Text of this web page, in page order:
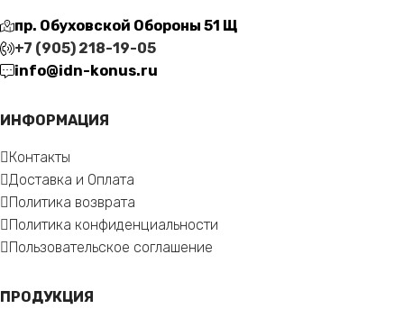
пр. Обуховской Обороны 51 Щ
+7 (905) 218-19-05
info@idn-konus.ru
ИНФОРМАЦИЯ
Контакты
Доставка и Оплата
Политика возврата
Политика конфиденциальности
Пользовательское соглашение
ПРОДУКЦИЯ